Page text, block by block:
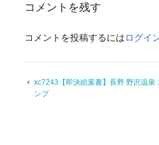
コメントを残す
コメントを投稿するにはログイ
xc7243【即決絵葉書】長野 野沢温泉
ンプ